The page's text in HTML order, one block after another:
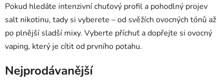
Pokud hledáte intenzivní chuťový profil a pohodlný projev
salt nikotinu, tady si vyberete – od svěžích ovocných tónů až
po plnější sladší mixy. Vyberte příchuť a dopřejte si ovocný
vaping, který je cítit od prvního potahu.
Nejprodávanější